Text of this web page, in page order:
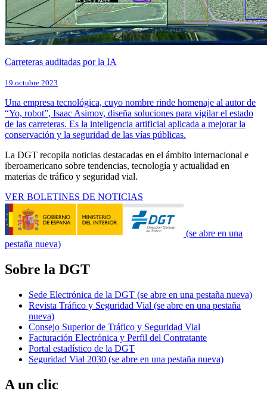
Carreteras auditadas por la IA
19 octubre 2023
Una empresa tecnológica, cuyo nombre rinde homenaje al autor de
“Yo, robot”, Isaac Asimov, diseña soluciones para vigilar el estado
de las carreteras. Es la inteligencia artificial aplicada a mejorar la
conservación y la seguridad de las vías públicas.
La DGT recopila noticias destacadas en el ámbito internacional e
iberoamericano sobre tendencias, tecnología y actualidad en
materias de tráfico y seguridad vial.
VER BOLETINES DE NOTICIAS
(se abre en una
pestaña nueva)
Sobre la DGT
Sede Electrónica de la DGT (se abre en una pestaña nueva)
Revista Tráfico y Seguridad Vial (se abre en una pestaña
nueva)
Consejo Superior de Tráfico y Seguridad Vial
Facturación Electrónica y Perfil del Contratante
Portal estadístico de la DGT
Seguridad Vial 2030 (se abre en una pestaña nueva)
A un clic